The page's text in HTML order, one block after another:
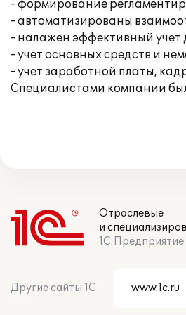
- формирование
- автоматизированы
- налажен эффективный
- учет основных средств и
- учет заработной платы,
Специалистами компании
Отраслевые
и
1С:Предприятие
Другие сайты 1С